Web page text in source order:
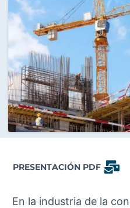
PRESENTACIÓN PDF
En la industria de la